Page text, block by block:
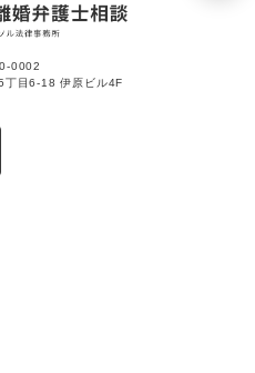
0002
丁目6-18 伊原ビル4F